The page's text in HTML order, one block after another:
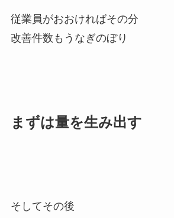
従業員がおおければその分
改善件数もうなぎのぼり
まずは量を生み出す
そしてその後